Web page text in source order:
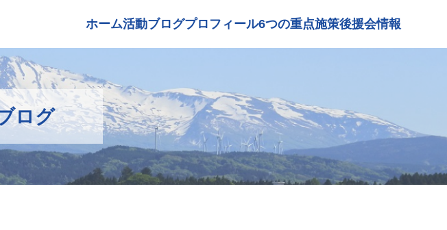
ホーム活動ブログプロフィール6つの重点施策後援会情報
ログ